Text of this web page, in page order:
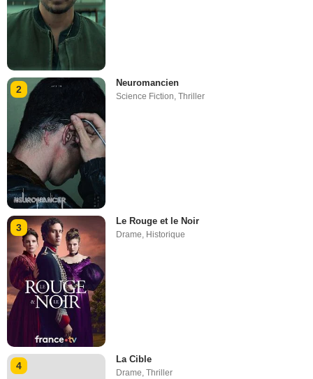
2
Neuromancien
Science Fiction,Thriller
3
Le Rouge et le Noir
Drame, Historique
4
La Cible
Drame,Thriller